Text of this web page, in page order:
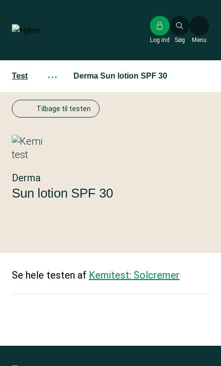
hovedindhold
Søg
Log ind Menu
Test ··· Derma Sun lotion SPF 30
Tilbage til testen
Derma
Sun lotion SPF 30
Se hele testen af Kemitest: Solcremer